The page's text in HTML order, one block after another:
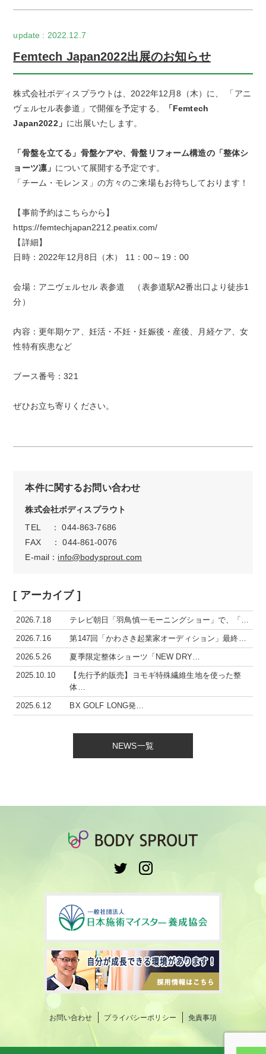
2022.12.7
Femtech Japan2022出展のお知らせ
株式会社ボディスプラウトは、2022年12月8（木）に、 「アニ
ヴェルセル表参道」で開催を予定する、
「Femtech
Japan2022」 に出展いたします。
「骨盤を立てる」骨盤ケアや、骨盤リフォーム構造の「整体シ
ョーツ凛」 について展開する予定です。
「チーム・モレンヌ」の方々のご来場もお待ちしております！
【事前予約はこちらから】
https://femtechjapan2212.peatix.com/
【詳細】
日時：2022年12月8日（木） 11：00～19：00
会場：アニヴェルセル 表参道 （表参道駅A2番出口より徒歩1
分）
内容：更年期ケア、妊活・不妊・妊娠後・産後、月経ケア、女
性特有疾患など
ブース番号：321
ぜひお立ち寄りください。
本件に関するお問い合わせ
株式会社ボディスプラウト
TEL ： 044-863-7686
FAX ： 044-861-0076
E-mail： info@bodysprout.com
[ アーカイブ ]
2026.7.18 テレビ朝日「羽鳥慎一モーニングショー」で、「…
2026.7.16 第147回「かわさき起業家オーディション」最終…
2026.5.26 夏季限定整体ショーツ「NEW DRY…
2025.10.10
【先行予約販売】ヨモギ特殊繊維生地を使った整
体…
2025.6.12 BX GOLF LONG発…
NEWS一覧
お問い合わせ プライバシーポリシー 免責事項